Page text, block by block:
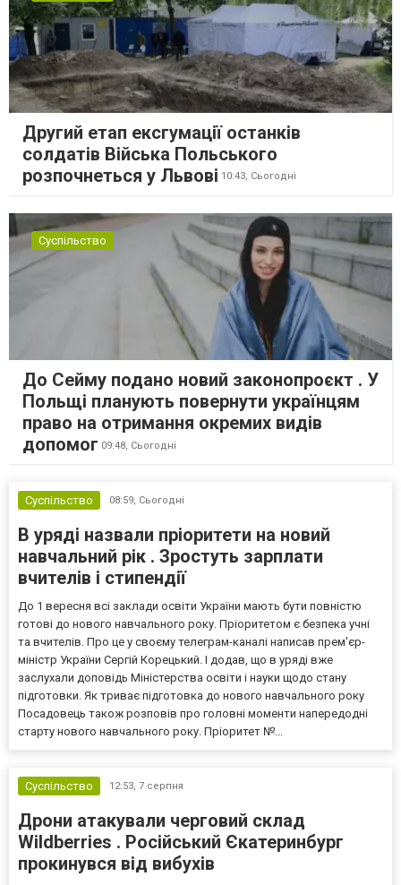
Другий етап ексгумації останків
солдатів Війська Польського
розпочнеться у Львові 10:43, Сьогодні
Суспільство
До Сейму подано новий законопроєкт . У
Польщі планують повернути українцям
право на отримання окремих видів
допомог 09:48, Сьогодні
Суспільство 08:59, Сьогодні
В уряді назвали пріоритети на новий
навчальний рік . Зростуть зарплати
вчителів і стипендії
До 1 вересня всі заклади освіти України мають бути повністю
готові до нового навчального року. Пріоритетом є безпека учні
та вчителів. Про це у своєму телеграм-каналі написав прем'єр-
міністр України Сергій Корецький. І додав, що в уряді вже
заслухали доповідь Міністерства освіти і науки щодо стану
підготовки. Як триває підготовка до нового навчального року
Посадовець також розповів про головні моменти напередодні
старту нового навчального року. Пріоритет №...
Суспільство 12:53, 7 серпня
Дрони атакували черговий склад
Wildberries . Російський Єкатеринбург
прокинувся від вибухів